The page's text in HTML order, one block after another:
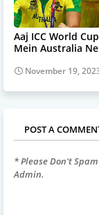
Aaj ICC World
Mein Australia
November 19,
POST A
* Please Don't
Admin.